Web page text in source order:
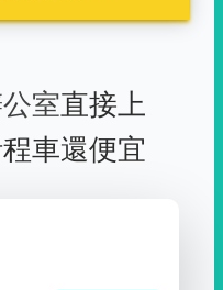
室直接上
車還便宜